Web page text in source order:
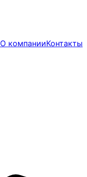
О компанииКонтакты